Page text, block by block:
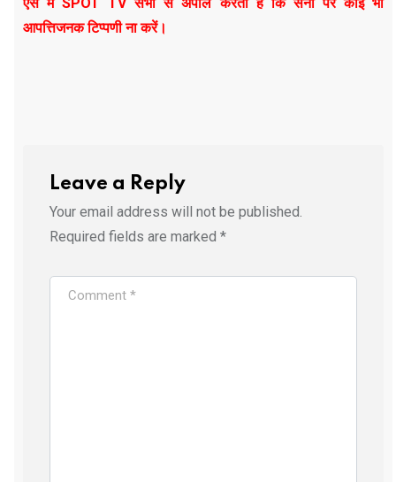
आपत्तिजनक टिप्पणी ना करें।
Leave a Reply
Your email address will not be published.
Required fields are marked *